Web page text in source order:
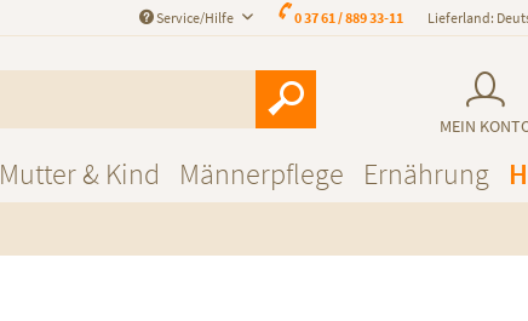
Lieferland:
0 37 61 / 889 33-11
Service/Hilfe
MEIN
Mutter & Kind Männerpflege Ernährung